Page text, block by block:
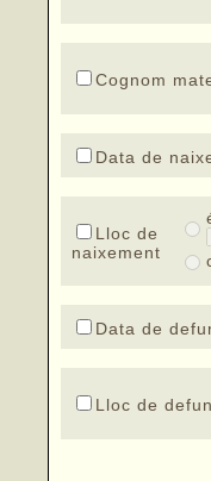
Cognom
Data de
Lloc de
naixement
Data de
Lloc de